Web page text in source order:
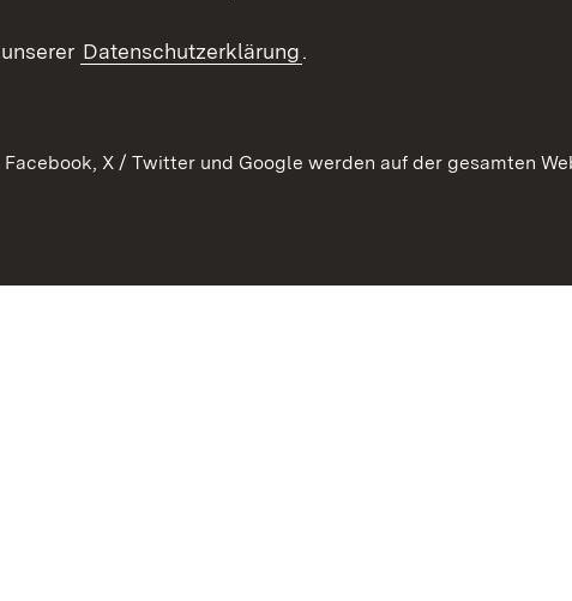
Datenschutzerklärung.
X / Twitter und Google werden auf der gesamten